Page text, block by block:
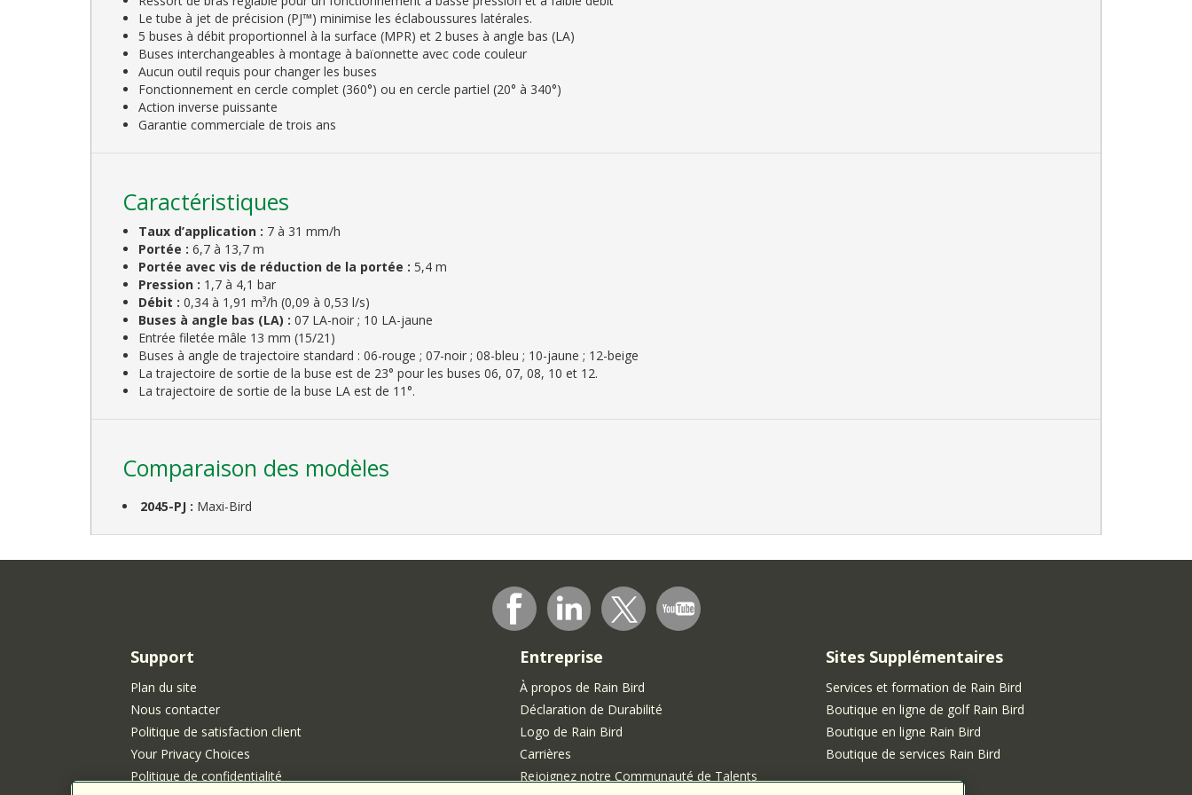
Le tube à jet de précision (PJ™) minimise les éclaboussures latérales.
5 buses à débit proportionnel à la surface (MPR) et 2 buses à angle bas (LA)
Buses interchangeables à montage à baïonnette avec code couleur
Aucun outil requis pour changer les buses
Fonctionnement en cercle complet (360°) ou en cercle partiel (20° à 340°)
Action inverse puissante
Garantie commerciale de trois ans
Caractéristiques
Taux d’application : 7 à 31 mm/h
Portée :6,7 à 13,7 m
Portée avec vis de réduction de la portée : 5,4 m
Pression : 1,7 à 4,1 bar
Débit : 0,34 à 1,91 m³/h (0,09 à 0,53 l/s)
Buses à angle bas (LA) : 07 LA-noir ; 10 LA-jaune
Entrée filetée mâle 13 mm (15/21)
Buses à angle de trajectoire standard : 06-rouge ; 07-noir ; 08-bleu ; 10-jaune ; 12-beige
La trajectoire de sortie de la buse est de 23° pour les buses 06, 07, 08, 10 et 12.
La trajectoire de sortie de la buse LA est de 11°.
Comparaison des modèles
2045-PJ : Maxi-Bird
Support
Plan du site
Nous contacter
Politique de satisfaction client
Your Privacy Choices
Politique de confidentialité
Entreprise
À propos de Rain Bird
Déclaration de Durabilité
Logo de Rain Bird
Carrières
Rejoignez notre Communauté de Talents
Sites Supplémentaires
Services et formation de Rain Bird
Boutique en ligne de golf Rain Bird
Boutique en ligne Rain Bird
Boutique de services Rain Bird